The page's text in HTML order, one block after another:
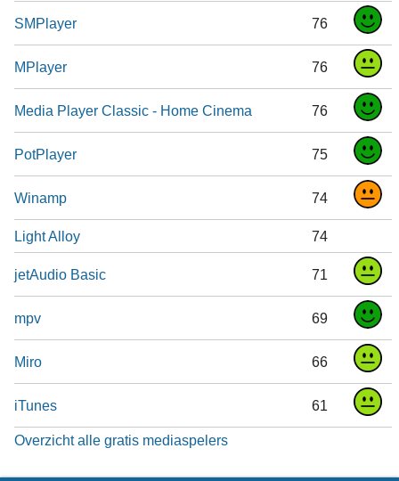
SMPlayer 76
MPlayer 76
Media Player Classic - Home Cinema 76
PotPlayer 75
Winamp 74
Light Alloy 74
jetAudio Basic 71
mpv 69
Miro 66
iTunes 61
Overzicht alle gratis mediaspelers